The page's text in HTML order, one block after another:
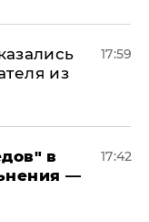
из
17:59
в
—
17:42